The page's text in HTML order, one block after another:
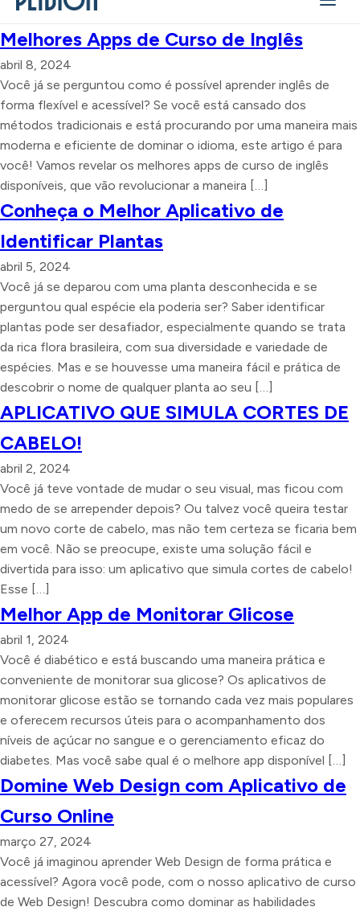
Melhores Apps de Curso de Inglês
abril 8, 2024
Você já se perguntou como é possível aprender inglês de
forma flexível e acessível? Se você está cansado dos
métodos tradicionais e está procurando por uma maneira mais
moderna e eficiente de dominar o idioma, este artigo é para
você! Vamos revelar os melhores apps de curso de inglês
disponíveis, que vão revolucionar a maneira […]
Conheça o Melhor Aplicativo de
Identificar Plantas
abril 5, 2024
Você já se deparou com uma planta desconhecida e se
perguntou qual espécie ela poderia ser? Saber identificar
plantas pode ser desafiador, especialmente quando se trata
da rica flora brasileira, com sua diversidade e variedade de
espécies. Mas e se houvesse uma maneira fácil e prática de
descobrir o nome de qualquer planta ao seu […]
APLICATIVO QUE SIMULA CORTES DE
CABELO!
abril 2, 2024
Você já teve vontade de mudar o seu visual, mas ficou com
medo de se arrepender depois? Ou talvez você queira testar
um novo corte de cabelo, mas não tem certeza se ficaria bem
em você. Não se preocupe, existe uma solução fácil e
divertida para isso: um aplicativo que simula cortes de cabelo!
Esse […]
Melhor App de Monitorar Glicose
abril 1, 2024
Você é diabético e está buscando uma maneira prática e
conveniente de monitorar sua glicose? Os aplicativos de
monitorar glicose estão se tornando cada vez mais populares
e oferecem recursos úteis para o acompanhamento dos
níveis de açúcar no sangue e o gerenciamento eficaz do
diabetes. Mas você sabe qual é o melhore app disponível […]
Domine Web Design com Aplicativo de
Curso Online
março 27, 2024
Você já imaginou aprender Web Design de forma prática e
acessível? Agora você pode, com o nosso aplicativo de curso
de Web Design! Descubra como dominar as habilidades